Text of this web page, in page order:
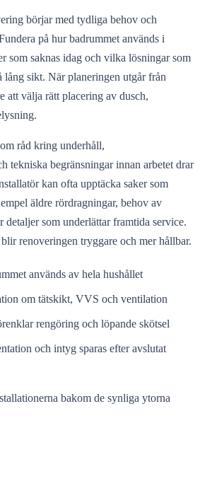
börjar med tydliga behov och
på hur badrummet används i
som saknas idag och vilka lösningar som
lång sikt. När planeringen utgår från
att välja rätt placering av dusch,
råd kring underhåll,
tekniska begränsningar innan arbetet drar
kan ofta upptäcka saker som
äldre rördragningar, behov av
som underlättar framtida service.
renoveringen tryggare och mer hållbar.
används av hela hushållet
om tätskikt, VVS och ventilation
rengöring och löpande skötsel
och intyg sparas efter avslutat
bakom de synliga ytorna